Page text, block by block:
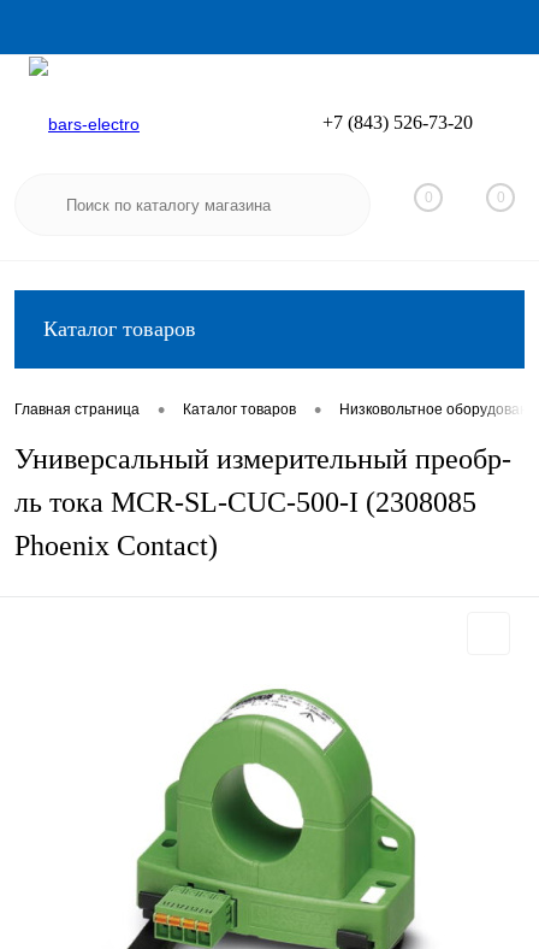
Вход
+7 (843) 526-73-20
0 0
Каталог товаров
Главная страница • Каталог товаров • Низковольтное
Универсальный измерительный преобр-
ль тока MCR-SL-CUC-500-I (2308085
Phoenix Contact)